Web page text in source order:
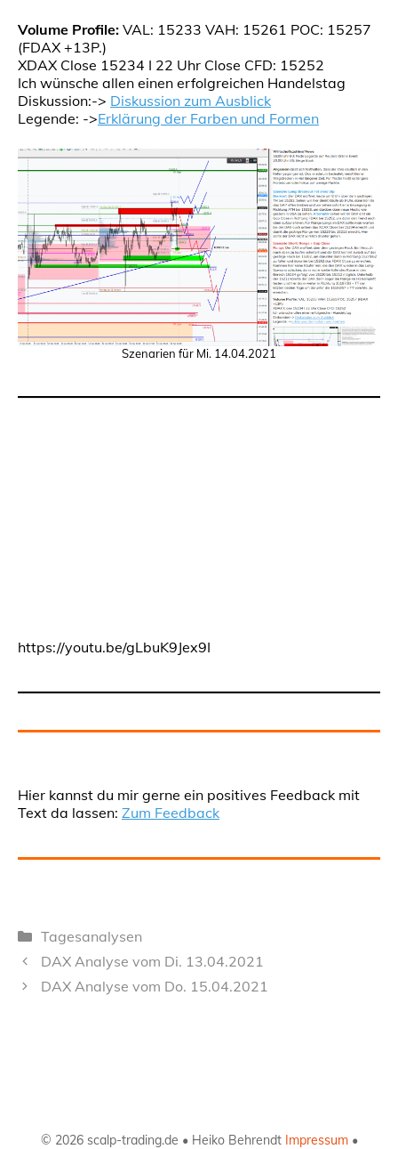
Volume Profile: VAL: 15233 VAH: 15261 POC: 15257
(FDAX +13P.)
XDAX Close 15234 I 22 Uhr Close CFD: 15252
Ich wünsche allen einen erfolgreichen Handelstag
Diskussion:-> Diskussion zum Ausblick
Legende: ->Erklärung der Farben und Formen
Szenarien für Mi. 14.04.2021
https://youtu.be/gLbuK9Jex9I
Hier kannst du mir gerne ein positives Feedback mit
Text da lassen: Zum Feedback
Kategorien
Tagesanalysen
DAX Analyse vom Di. 13.04.2021
DAX Analyse vom Do. 15.04.2021
© 2026 scalp-trading.de • Heiko Behrendt Impressum•